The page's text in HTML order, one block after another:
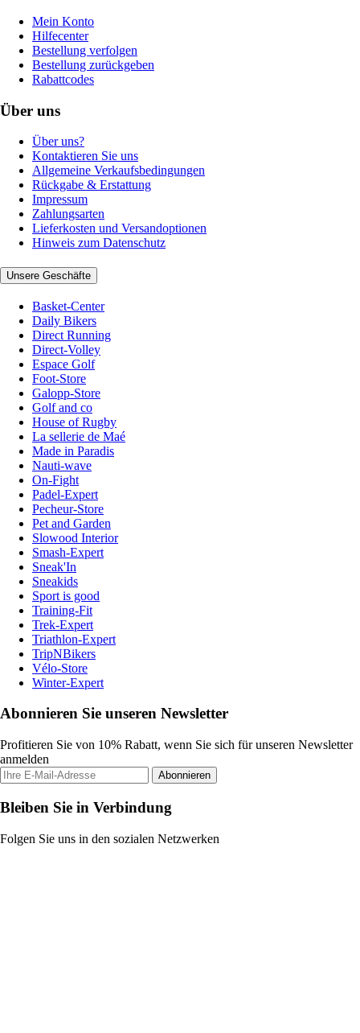
Mein Konto
Hilfecenter
Bestellung verfolgen
Bestellung zurückgeben
Rabattcodes
Über uns
Über uns?
Kontaktieren Sie uns
Allgemeine Verkaufsbedingungen
Rückgabe & Erstattung
Impressum
Zahlungsarten
Lieferkosten und Versandoptionen
Hinweis zum Datenschutz
Unsere Geschäfte
Basket-Center
Daily Bikers
Direct Running
Direct-Volley
Espace Golf
Foot-Store
Galopp-Store
Golf and co
House of Rugby
La sellerie de Maé
Made in Paradis
Nauti-wave
On-Fight
Padel-Expert
Pecheur-Store
Pet and Garden
Slowood Interior
Smash-Expert
Sneak'In
Sneakids
Sport is good
Training-Fit
Trek-Expert
Triathlon-Expert
TripNBikers
Vélo-Store
Winter-Expert
Abonnieren Sie unseren Newsletter
Profitieren Sie von 10% Rabatt, wenn Sie sich für unseren Newsletter
anmelden
Abonnieren
Bleiben Sie in Verbindung
Folgen Sie uns in den sozialen Netzwerken